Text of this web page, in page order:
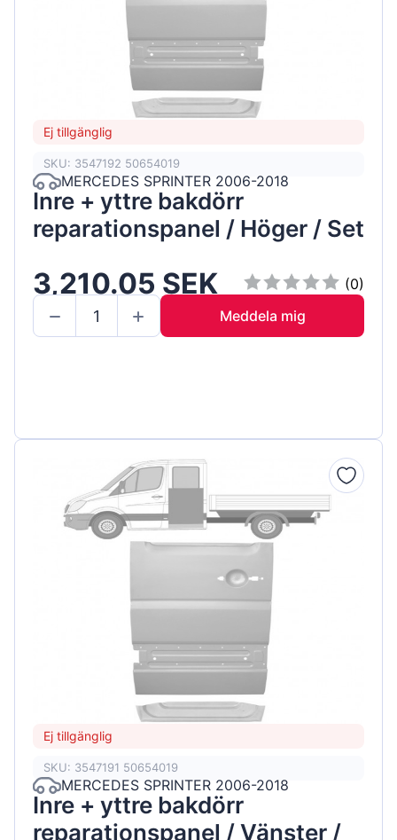
Ej tillgänglig
SKU: 3547192 50654019
MERCEDES SPRINTER 2006-2018
Inre + yttre bakdörr
reparationspanel / Höger / Set
3,210.05 SEK
(0)
Meddela mig
Ej tillgänglig
SKU: 3547191 50654019
MERCEDES SPRINTER 2006-2018
Inre + yttre bakdörr
reparationspanel / Vänster /